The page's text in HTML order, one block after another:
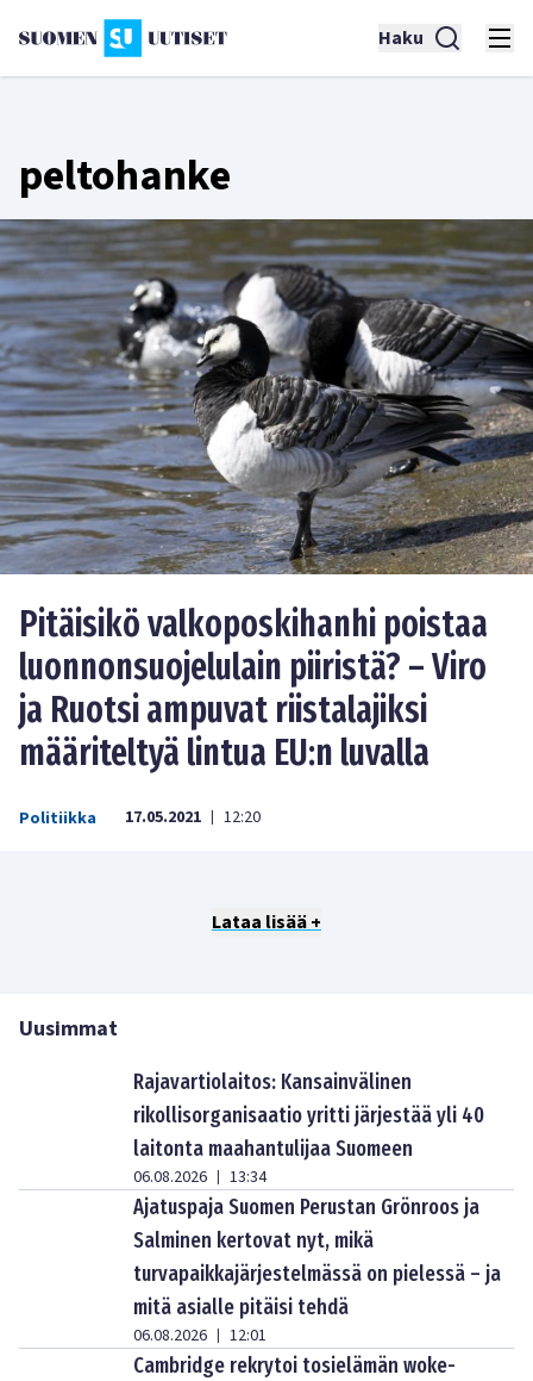
Haku
peltohanke
Pitäisikö valkoposkihanhi poistaa
luonnonsuojelulain piiristä? – Viro
ja Ruotsi ampuvat riistalajiksi
määriteltyä lintua EU:n luvalla
Politiikka 17.05.2021 | 12:20
Lataa lisää +
Uusimmat
Rajavartiolaitos: Kansainvälinen
rikollisorganisaatio yritti järjestää yli 40
laitonta maahantulijaa Suomeen
06.08.2026 | 13:34
Ajatuspaja Suomen Perustan Grönroos ja
Salminen kertovat nyt, mikä
turvapaikkajärjestelmässä on pielessä – ja
mitä asialle pitäisi tehdä
06.08.2026 | 12:01
Cambridge rekrytoi tosielämän woke-